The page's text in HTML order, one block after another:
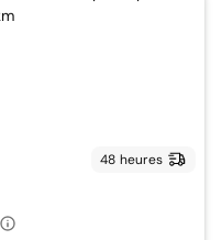
48 heures